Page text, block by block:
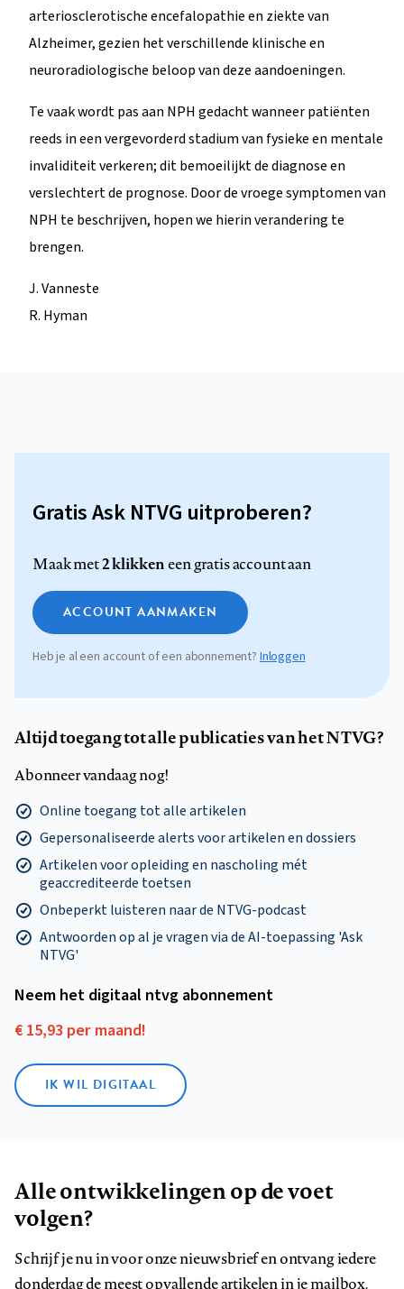
arteriosclerotische encefalopathie en ziekte van
Alzheimer, gezien het verschillende klinische en
neuroradiologische beloop van deze aandoeningen.
Te vaak wordt pas aan NPH gedacht wanneer patiënten
reeds in een vergevorderd stadium van fysieke en mentale
invaliditeit verkeren; dit bemoeilijkt de diagnose en
verslechtert de prognose. Door de vroege symptomen van
NPH te beschrijven, hopen we hierin verandering te
brengen.
J. Vanneste
R. Hyman
Gratis Ask NTVG uitproberen?
Maak met2 klikkeneen gratis account aan
ACCOUNT AANMAKEN
Heb je al een account of een abonnement? Inloggen
Altijd toegang tot alle publicaties van het NTVG?
Abonneer vandaag nog!
Online toegang tot alle artikelen
Gepersonaliseerde alerts voor artikelen en dossiers
Artikelen voor opleiding en nascholing mét
geaccrediteerde toetsen
Onbeperkt luisteren naar de NTVG-podcast
Antwoorden op al je vragen via de AI-toepassing 'Ask
NTVG'
Neem het digitaal ntvg abonnement
€ 15,93 per maand!
IK WIL DIGITAAL
Alle ontwikkelingen op de voet
volgen?
Schrijf je nu in voor onze nieuwsbrief en ontvang iedere
donderdag de meest opvallende artikelen in je mailbox.